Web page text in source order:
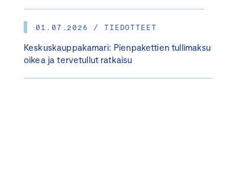
01.07.2026 / TIEDOTTEET
Keskuskauppakamari: Pienpakettien tullimaksu
oikea ja tervetullut ratkaisu